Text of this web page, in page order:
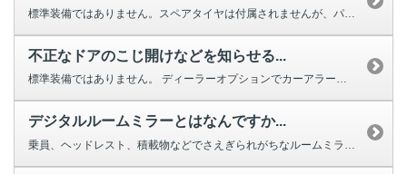
標準装備ではありません。スペアタイヤは付属されませんが、パンク修理キットが...
不正なドアのこじ開けなどを知らせる...
標準装備ではありません。 ディーラーオプションでカーアラームをご用意して...
デジタルルームミラーとはなんですか...